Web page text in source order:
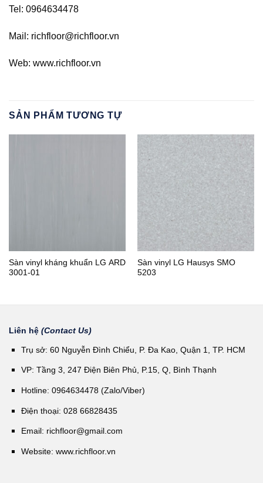
Tel: 0964634478
Mail: richfloor@richfloor.vn
Web: www.richfloor.vn
SẢN PHẨM TƯƠNG TỰ
Sàn vinyl kháng khuẩn LG ARD
3001-01
Sàn vinyl LG Hausys SMO
5203
Liên hệ (Contact Us)
Trụ sở: 60 Nguyễn Đình Chiểu, P. Đa Kao, Quận 1, TP. HCM
VP: Tầng 3, 247 Điện Biên Phủ, P.15, Q, Bình Thạnh
Hotline: 0964634478 (Zalo/Viber)
Điện thoại: 028 66828435
Email: richfloor@gmail.com
Website: www.richfloor.vn